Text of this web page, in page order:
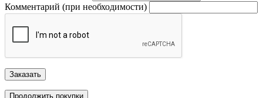
Комментарий (при необходимости)
Заказать
Продолжить покупки